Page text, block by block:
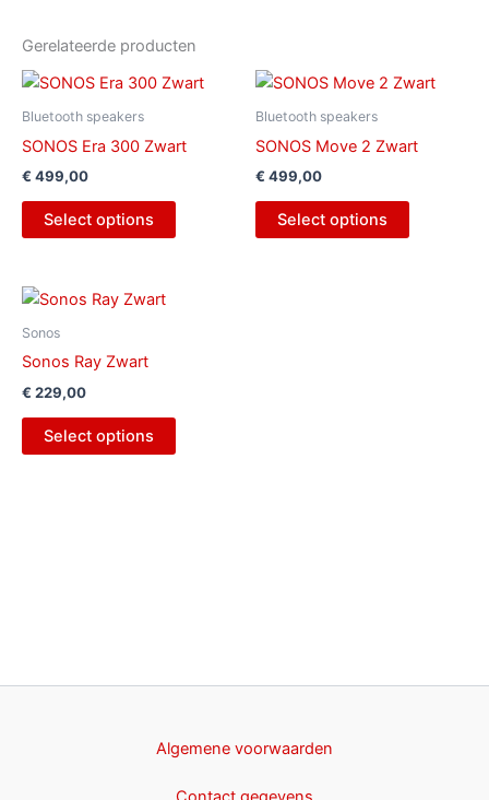
Gerelateerde producten
Bluetooth speakers
SONOS Era 300 Zwart
€ 499,00
Select options
Bluetooth speakers
SONOS Move 2 Zwart
€ 499,00
Select options
Sonos
Sonos Ray Zwart
€ 229,00
Select options
Algemene voorwaarden